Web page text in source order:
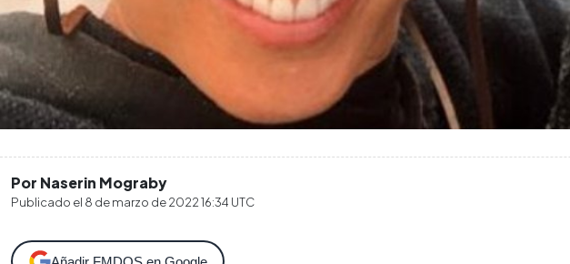
Por Naserin Mograby
Publicado el 8 de marzo de 2022 16:34 UTC